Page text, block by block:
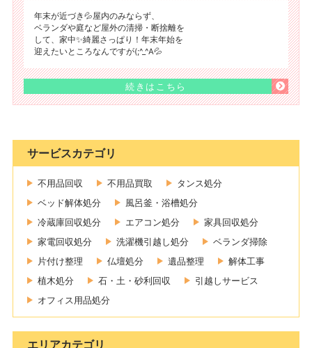
年末が近づき💦屋内のみならず、
ベランダや庭など屋外の清掃・断捨離を
して、家中✨綺麗さっぱり！年末年始を
迎えたいところなんですが(;^_^A💦
続きはこちら
サービスカテゴリ
不用品回収 不用品買取
タンス処分
ベッド解体処分
風呂釜・浴槽処分
冷蔵庫回収処分
エアコン処分
家具回収処分
家電回収処分
洗濯機引越し処分
ベランダ掃除
片付け整理
仏壇処分 遺品整理
解体工事
植木処分
石・土・砂利回収
引越しサービス
オフィス用品処分
エリアカテゴリ